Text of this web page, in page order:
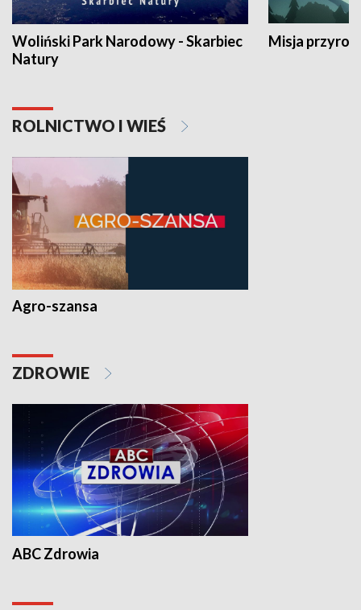
Woliński Park Narodowy - Skarbiec
Natury
Misja
ROLNICTWO I WIEŚ
Agro-szansa
ZDROWIE
ABC Zdrowia